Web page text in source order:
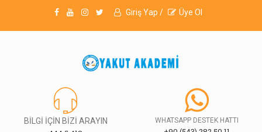
Giriş Yap / Üye Ol
BİLGİ İÇİN BİZİ ARAYIN WHATSAPP DESTEK HATTI